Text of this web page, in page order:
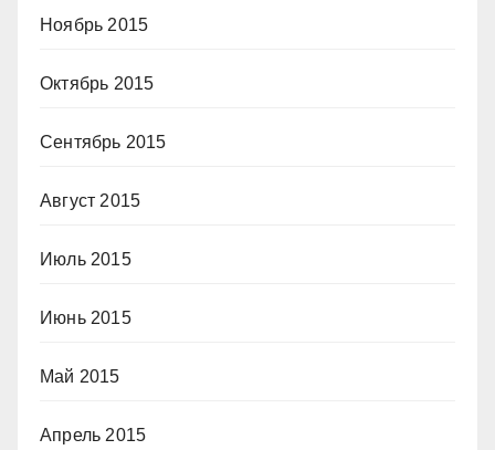
Ноябрь 2015
Октябрь 2015
Сентябрь 2015
Август 2015
Июль 2015
Июнь 2015
Май 2015
Апрель 2015